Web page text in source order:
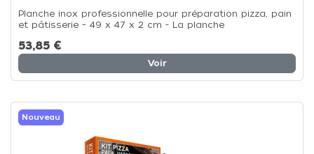
Planche inox professionnelle pour préparation pizza, pain
et pâtisserie – 49 x 47 x 2 cm - La planche
53,85 €
Voir
Nouveau